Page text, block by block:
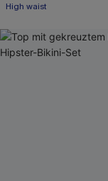
High waist